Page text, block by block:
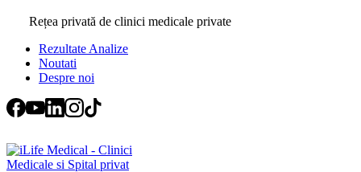
Rețea privată de clinici medicale private
Rezultate Analize
Noutati
Despre noi